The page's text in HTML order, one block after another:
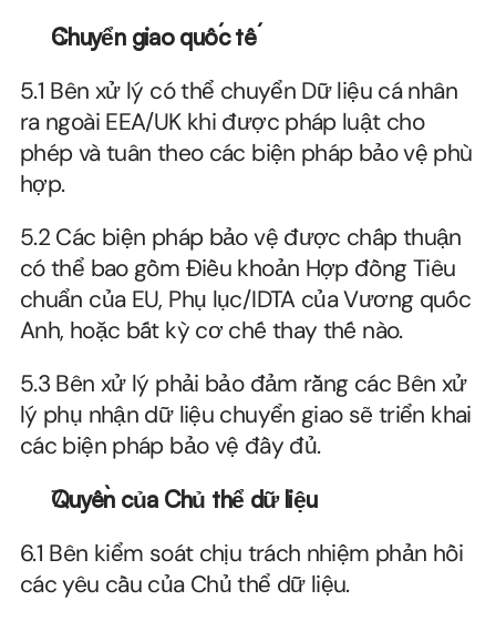
Chuyển giao quốc tế
5.1 Bên xử lý có thể chuyển Dữ liệu cá nhân
ra ngoài EEA/UK khi được pháp luật cho
phép và tuân theo các biện pháp bảo vệ phù
hợp.
5.2 Các biện pháp bảo vệ được chấp thuận
có thể bao gồm Điều khoản Hợp đồng Tiêu
chuẩn của EU, Phụ lục/IDTA của Vương quốc
Anh, hoặc bất kỳ cơ chế thay thế nào.
5.3 Bên xử lý phải bảo đảm rằng các Bên xử
lý phụ nhận dữ liệu chuyển giao sẽ triển khai
các biện pháp bảo vệ đầy đủ.
Quyền của Chủ thể dữ liệu
6.1 Bên kiểm soát chịu trách nhiệm phản hồi
các yêu cầu của Chủ thể dữ liệu.